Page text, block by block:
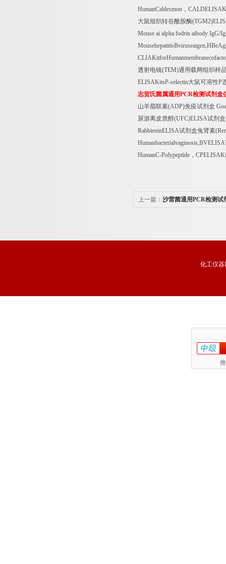
HumanCaldesmon ，
大鼠组织转谷酰胺酶
Mouse ai alpha fodrin aibody
透射电镜(TEM)通用载网组织样
ELISAKitsP-selectin大鼠可溶性P
志贺氏菌属通用PCR检测试剂盒
山羊脂联素(ADP)免疫试剂盒
尿游离皮质醇(UFC)ELISA试剂盒
RabbieninELISA试剂盒兔肾素
Humanbacterialvaginosis,BVELISA
HumanC-Polypeptide ，
上一篇： 沙雷菌通用PCR检测试
化工仪器